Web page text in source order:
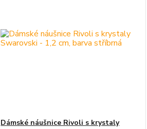
Dámské náušnice Rivoli s krystaly